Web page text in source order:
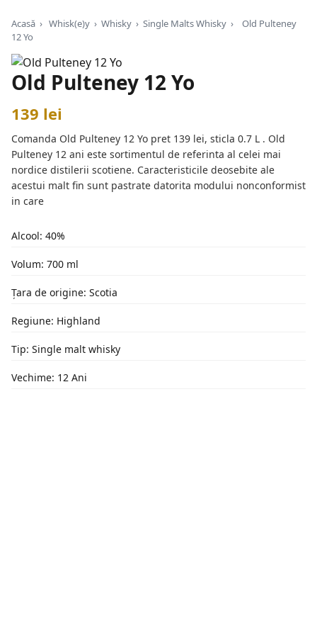
Acasă › Whisk(e)y › Whisky › Single Malts Whisky ›
Old Pulteney
12 Yo
Old Pulteney 12 Yo
139 lei
Comanda Old Pulteney 12 Yo pret 139 lei, sticla 0.7 L . Old
Pulteney 12 ani este sortimentul de referinta al celei mai
nordice distilerii scotiene. Caracteristicile deosebite ale
acestui malt fin sunt pastrate datorita modului nonconformist
in care
Alcool: 40%
Volum: 700 ml
Țara de origine: Scotia
Regiune: Highland
Tip: Single malt whisky
Vechime: 12 Ani